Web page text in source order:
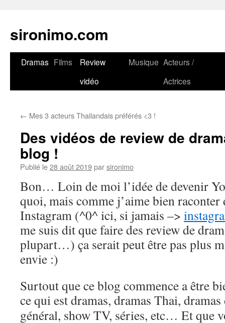
sironimo.com
Aller
Dramas Films
Review
vidéo
Musique Acteurs /
Actrices
← Mes 3 acteurs Thailandais préférés <3 !
Des vidéos de review de
blog !
Publié le28 août 2019parsironimo
Bon… Loin de moi l’idée de devenir
quoi, mais comme j’aime bien raconter
Instagram (^0^ ici, si jamais –>
me suis dit que faire des review de
plupart…) ça serait peut être pas plus
envie :)
Surtout que ce blog commence a être
ce qui est dramas, dramas Thai,
général, show TV, séries, etc… Et que